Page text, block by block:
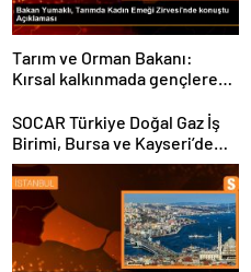
Tarım ve Orman Bakanı:
Kırsal kalkınmada gençlere
yapıyoruz
SOCAR Türkiye Doğal Gaz İş
Birimi, Bursa ve Kayseri’de
Şebeke Uzunluğunu Artıracak